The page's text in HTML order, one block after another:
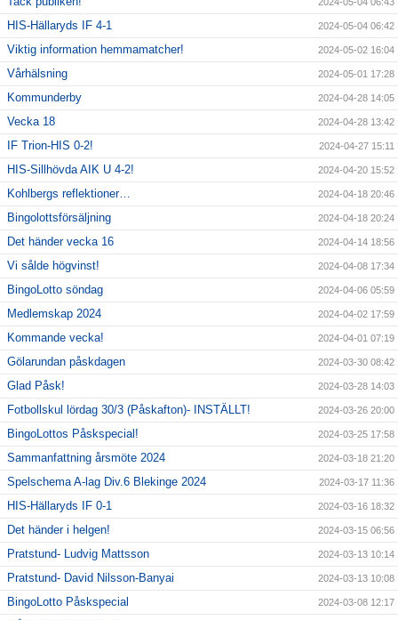
HIS-Hällaryds IF 4-1 2024-05-04 06:42
Viktig information hemmamatcher! 2024-05-02 16:04
Vårhälsning 2024-05-01 17:28
Kommunderby 2024-04-28 14:05
Vecka 18 2024-04-28 13:42
IF Trion-HIS 0-2! 2024-04-27 15:11
HIS-Sillhövda AIK U 4-2! 2024-04-20 15:52
Kohlbergs reflektioner… 2024-04-18 20:46
Bingolottsförsäljning 2024-04-18 20:24
Det händer vecka 16 2024-04-14 18:56
Vi sålde högvinst! 2024-04-08 17:34
BingoLotto söndag 2024-04-06 05:59
Medlemskap 2024 2024-04-02 17:59
Kommande vecka! 2024-04-01 07:19
Gölarundan påskdagen 2024-03-30 08:42
Glad Påsk! 2024-03-28 14:03
Fotbollskul lördag 30/3 (Påskafton)- INSTÄLLT! 2024-03-26 20:00
BingoLottos Påskspecial! 2024-03-25 17:58
Sammanfattning årsmöte 2024 2024-03-18 21:20
Spelschema A-lag Div.6 Blekinge 2024 2024-03-17 11:36
HIS-Hällaryds IF 0-1 2024-03-16 18:32
Det händer i helgen! 2024-03-15 06:56
Pratstund- Ludvig Mattsson 2024-03-13 10:14
Pratstund- David Nilsson-Banyai 2024-03-13 10:08
BingoLotto Påskspecial 2024-03-08 12:17